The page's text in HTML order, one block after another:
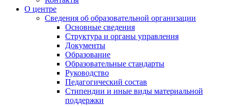
О центре
Сведения об образовательной организации
Основные сведения
Структура и органы управления
Документы
Образование
Образовательные стандарты
Руководство
Педагогический состав
Стипендии и иные виды материальной
поддержки